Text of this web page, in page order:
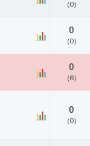
(0)
0
(0)
0
(6)
0
(0)